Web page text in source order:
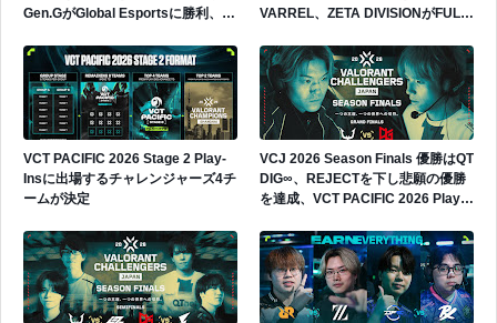
Gen.GがGlobal Esportsに勝利、
VARREL、ZETA DIVISIONがFULL
VCT PACIFIC 2026 Stage 2 Play-
Insに出場するチャレンジャーズ4チ
ームが決定
VCJ 2026 Season Finals 優勝はQT
DIG∞、REJECTを下し悲願の優勝
を達成、VCT PACIFIC 2026 Play-